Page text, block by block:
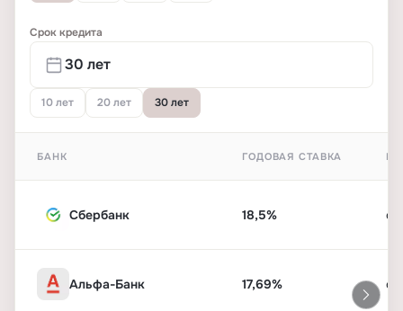
Срок кредита
10 лет 20 лет 30 лет
БАНК ГОДОВАЯ СТАВКА
Сбербанк 18,5%
Альфа-Банк 17,69%